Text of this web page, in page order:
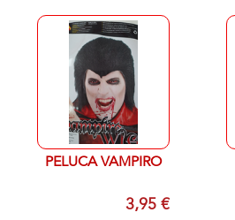
PELUCA VAMPIRO
3,95 €